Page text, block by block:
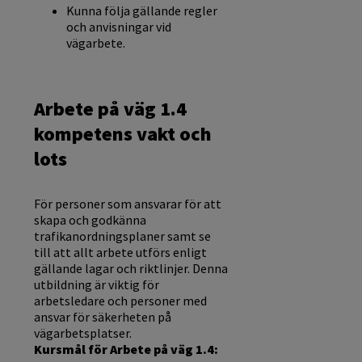
Kunna följa gällande regler
och anvisningar vid
vägarbete.
Arbete på väg 1.4
kompetens vakt och
lots
För personer som ansvarar för att
skapa och godkänna
trafikanordningsplaner samt se
till att allt arbete utförs enligt
gällande lagar och riktlinjer. Denna
utbildning är viktig för
arbetsledare och personer med
ansvar för säkerheten på
vägarbetsplatser.
Kursmål för Arbete på väg 1.4: